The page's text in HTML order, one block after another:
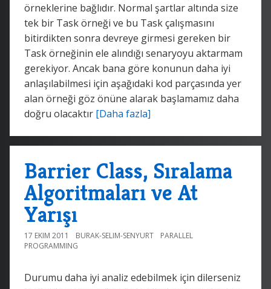
örneklerine bağlıdır. Normal şartlar altında size
tek bir Task örneği ve bu Task çalışmasını
bitirdikten sonra devreye girmesi gereken bir
Task örneğinin ele alındığı senaryoyu aktarmam
gerekiyor. Ancak bana göre konunun daha iyi
anlaşılabilmesi için aşağıdaki kod parçasında yer
alan örneği göz önüne alarak başlamamız daha
doğru olacaktır [Daha fazla]
Barrier Class, Sıralama
Algoritmaları ve At
Yarışı
17 EKIM 2011 BURAK-SELIM-SENYURT
PARALLEL
PROGRAMMING
Durumu daha iyi analiz edebilmek için dilerseniz